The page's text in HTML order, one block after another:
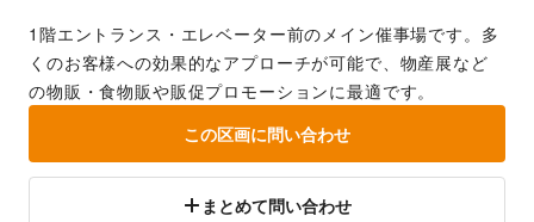
1階エントランス・エレベーター前のメイン催事場です。多
くのお客様への効果的なアプローチが可能で、物産展など
の物販・食物販や販促プロモーションに最適です。
この区画に問い合わせ
まとめて問い合わせ